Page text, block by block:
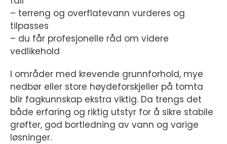
– terreng og overflatevann vurderes og
tilpasses
– du får profesjonelle råd om videre
vedlikehold
I områder med krevende grunnforhold, mye
nedbør eller store høydeforskjeller på tomta
blir fagkunnskap ekstra viktig. Da trengs det
både erfaring og riktig utstyr for å sikre stabile
grøfter, god bortledning av vann og varige
løsninger.